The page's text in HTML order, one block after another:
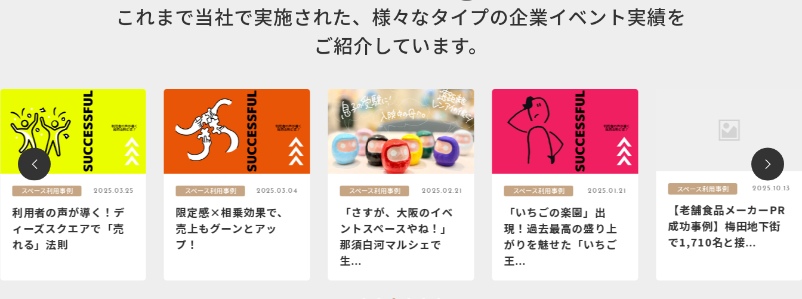
これまで当社で実施された、様々なタイプの企業イベント実績を
ご紹介しています。
スペース利用事例 2025.03.25
利用者の声が導く！デ
ィーズスクエアで「売
れる」法則
スペース利用事例 2025.03.04
限定感×相乗効果で、
売上もグーンとアッ
プ！
スペース利用事例 2025.02.21
「さすが、大阪のイベ
ントスペースやね！」
那須白河マルシェで
生...
スペース利用事例 2025.01.21
「いちごの楽園」出
現！過去最高の盛り上
がりを魅せた「いちご
王...
スペース利用事例 2025.10.13
【老舗食品メーカーPR
成功事例】梅田地下街
で1,710名と接...